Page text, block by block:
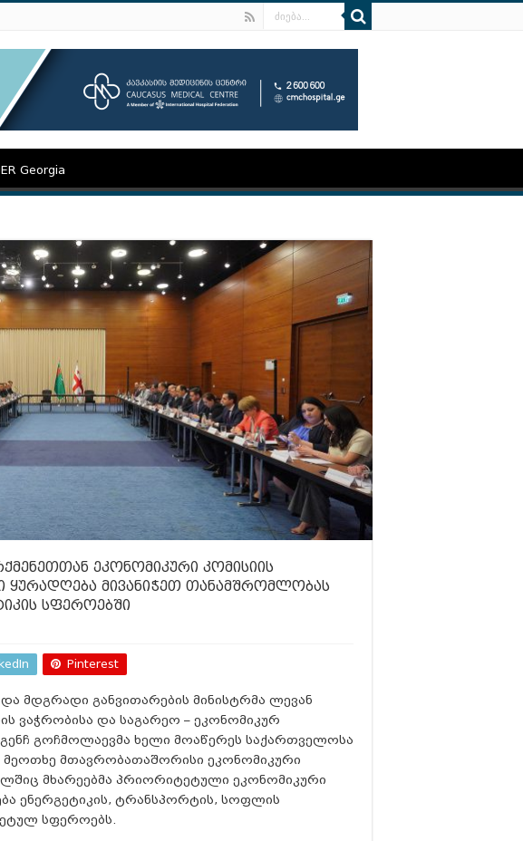
Georgia
ეკონომიკური კომისიის
ყურადღება მივანიჭეთ თანამშრომლობას
სფეროებში
Pinterest
მდგრადი განვითარების მინისტრმა ლევან
ვაჭრობისა და საგარეო – ეკონომიკურ
გოჩმოლაევმა ხელი მოაწერეს საქართველოსა
მთავრობათაშორისი ეკონომიკური
მხარეებმა პრიორიტეტული ეკონომიკური
ენერგეტიკის, ტრანსპორტის, სოფლის
სფეროებს.